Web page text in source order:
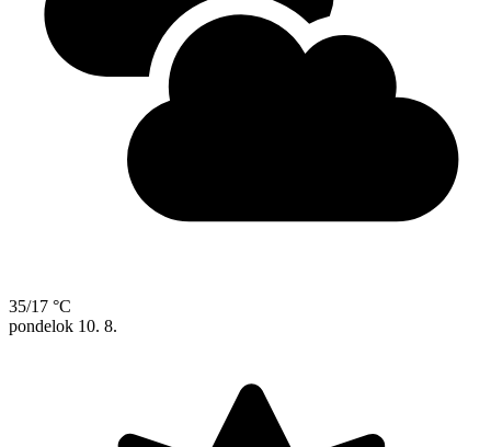
35/17 °C
pondelok 10. 8.